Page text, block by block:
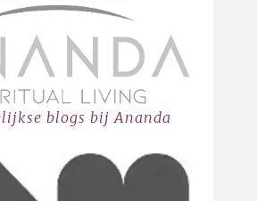
blogs bij Ananda